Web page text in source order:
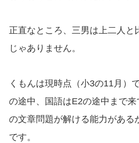
正直なところ、三男は上二人と
じゃありません。
くもんは現時点（小3の11月）
の途中、国語はE2の途中まで
の文章問題が解ける能力がある
です。